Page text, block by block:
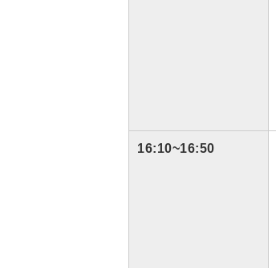
16:10~16:50